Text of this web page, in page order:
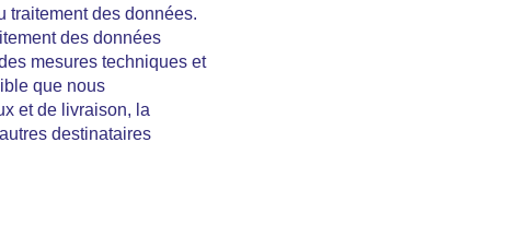
traitement des données.
des données
mesures techniques et
que nous
et de livraison, la
destinataires